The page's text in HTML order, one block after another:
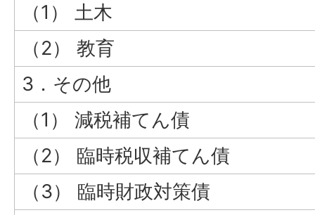
（1） 土木
（2） 教育
3．その他
（1） 減税補てん債
（2） 臨時税収補てん債
（3） 臨時財政対策債